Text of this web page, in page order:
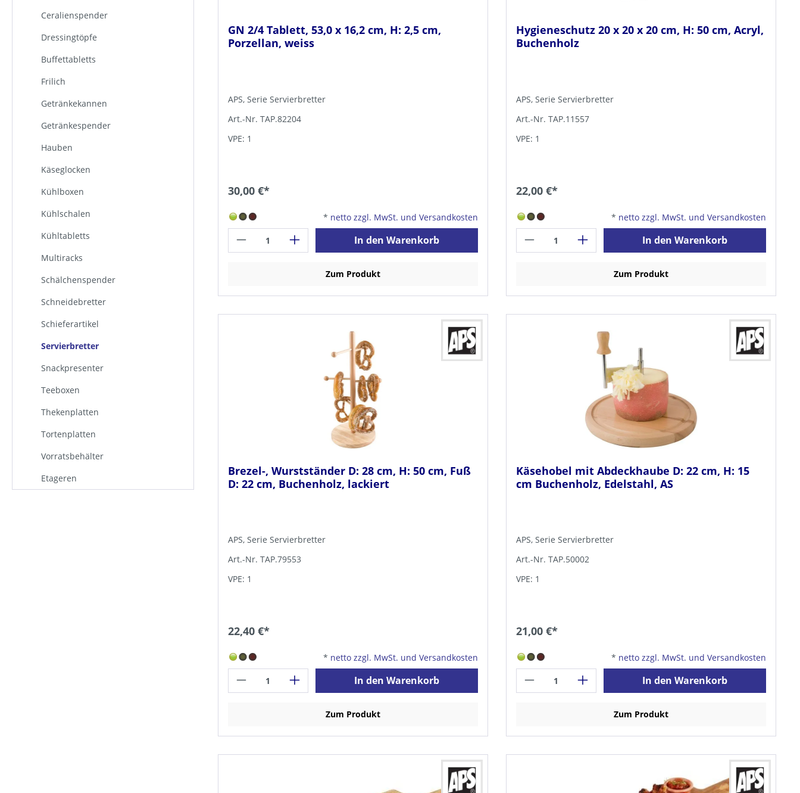
Ceralienspender
Dressingtöpfe
Buffettabletts
Frilich
Getränkekannen
Getränkespender
Hauben
Käseglocken
Kühlboxen
Kühlschalen
Kühltabletts
Multiracks
Schälchenspender
Schneidebretter
Schieferartikel
Servierbretter
Snackpresenter
Teeboxen
Thekenplatten
Tortenplatten
Vorratsbehälter
Etageren
GN 2/4 Tablett, 53,0 x 16,2 cm, H: 2,5 cm,
Porzellan, weiss
APS, Serie Servierbretter
Art.-Nr. TAP.82204
VPE: 1
30,00 €*
* netto zzgl. MwSt. und Versandkosten
In den Warenkorb
Zum Produkt
Hygieneschutz 20 x 20 x 20 cm, H: 50 cm, Acryl,
Buchenholz
APS, Serie Servierbretter
Art.-Nr. TAP.11557
VPE: 1
22,00 €*
* netto zzgl. MwSt. und Versandkosten
In den Warenkorb
Zum Produkt
Brezel-, Wurstständer D: 28 cm, H: 50 cm, Fuß
D: 22 cm, Buchenholz, lackiert
APS, Serie Servierbretter
Art.-Nr. TAP.79553
VPE: 1
22,40 €*
* netto zzgl. MwSt. und Versandkosten
In den Warenkorb
Zum Produkt
Käsehobel mit Abdeckhaube D: 22 cm, H: 15
cm Buchenholz, Edelstahl, AS
APS, Serie Servierbretter
Art.-Nr. TAP.50002
VPE: 1
21,00 €*
* netto zzgl. MwSt. und Versandkosten
In den Warenkorb
Zum Produkt